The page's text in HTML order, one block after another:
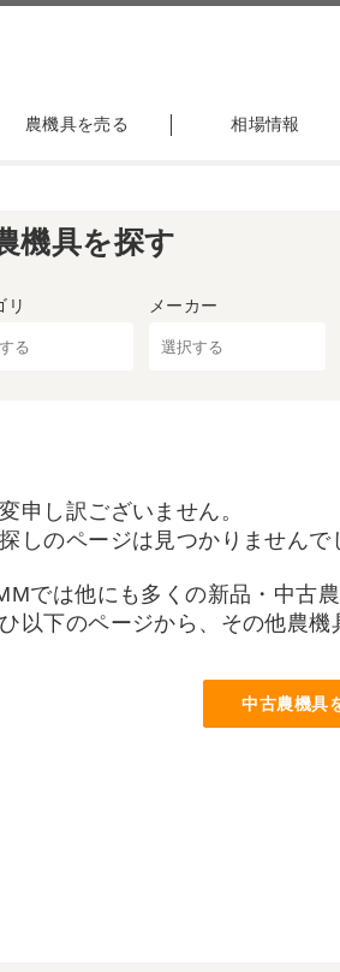
農機具を売る 相場情報
機具を探す
リ メーカー
申し訳ございません。
しのページは見つかりませんで
では他にも多くの新品・中古
以下のページから、その他農機
中古農機具